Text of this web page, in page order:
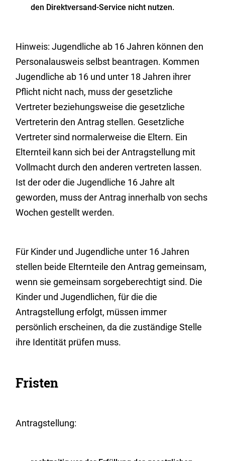
den Direktversand-Service nicht nutzen.
Hinweis: Jugendliche ab 16 Jahren können den
Personalausweis selbst beantragen. Kommen
Jugendliche ab 16 und unter 18 Jahren ihrer
Pflicht nicht nach, muss der gesetzliche
Vertreter beziehungsweise die gesetzliche
Vertreterin den Antrag stellen. Gesetzliche
Vertreter sind normalerweise die Eltern. Ein
Elternteil kann sich bei der Antragstellung mit
Vollmacht durch den anderen vertreten lassen.
Ist der oder die Jugendliche 16 Jahre alt
geworden, muss der Antrag innerhalb von sechs
Wochen gestellt werden.
Für Kinder und Jugendliche unter 16 Jahren
stellen beide Elternteile den Antrag gemeinsam,
wenn sie gemeinsam sorgeberechtigt sind. Die
Kinder und Jugendlichen, für die die
Antragstellung erfolgt, müssen immer
persönlich erscheinen, da die zuständige Stelle
ihre Identität prüfen muss.
Fristen
Antragstellung: